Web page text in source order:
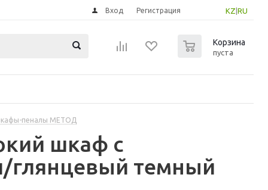
KZ RU
Вход Регистрация
Корзина
пуста
пеналы МЕТОД
шкаф с
глянцевый темный